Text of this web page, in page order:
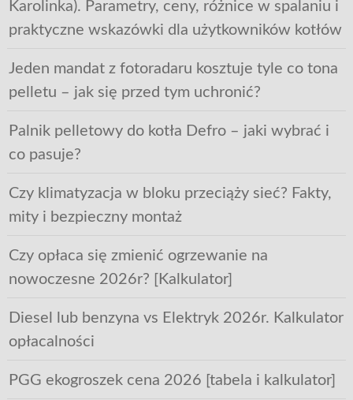
Karolinka). Parametry, ceny, różnice w spalaniu i
praktyczne wskazówki dla użytkowników kotłów
Jeden mandat z fotoradaru kosztuje tyle co tona
pelletu – jak się przed tym uchronić?
Palnik pelletowy do kotła Defro – jaki wybrać i
co pasuje?
Czy klimatyzacja w bloku przeciąży sieć? Fakty,
mity i bezpieczny montaż
Czy opłaca się zmienić ogrzewanie na
nowoczesne 2026r? [Kalkulator]
Diesel lub benzyna vs Elektryk 2026r. Kalkulator
opłacalności
PGG ekogroszek cena 2026 [tabela i kalkulator]